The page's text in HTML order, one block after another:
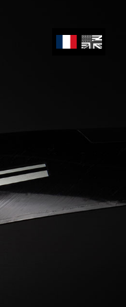
Engl